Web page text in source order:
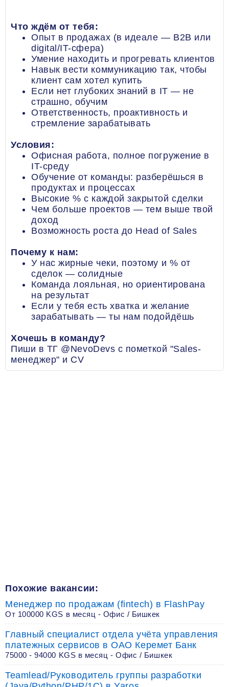
Что ждём от тебя:
Опыт в продажах (в идеале — B2B или
digital/IT-сфера)
Умение находить и прогревать клиентов
Навык вести коммуникацию так, чтобы
клиент сам хотел купить
Если нет глубоких знаний в IT — не
страшно, обучим
Ответственность, проактивность и
стремление зарабатывать
Условия:
Офисная работа, полное погружение в
IT-среду
Обучение от команды: разберёшься в
продуктах и процессах
Высокие % с каждой закрытой сделки
Чем больше проектов — тем выше твой
доход
Возможность роста до Head of Sales
Почему к нам:
У нас жирные чеки, поэтому и % от
сделок — солидные
Команда лояльная, но ориентирована
на результат
Если у тебя есть хватка и желание
зарабатывать — ты нам подойдёшь
Хочешь в команду?
Пиши в ТГ @NevoDevs с пометкой "Sales-
менеджер" и CV
Похожие вакансии:
Менеджер по продажам (fintech) в FlashPay
От 100000 KGS в месяц - Офис / Бишкек
Главный специалист отдела учёта управления
платежных сервисов в ОАО Керемет Банк
75000 - 94000 KGS в месяц - Офис / Бишкек
Teamlead/Руководитель группы разработки